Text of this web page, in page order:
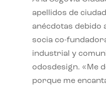
apellidos de
anécdotas debido
socia co-
industrial y
odosdesign. «Me
porque me